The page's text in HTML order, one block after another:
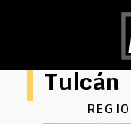
Tulcán